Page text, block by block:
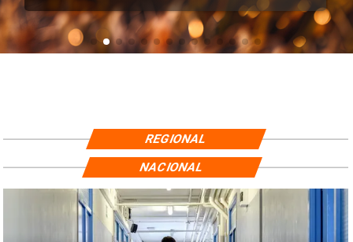
REGIONAL
NACIONAL